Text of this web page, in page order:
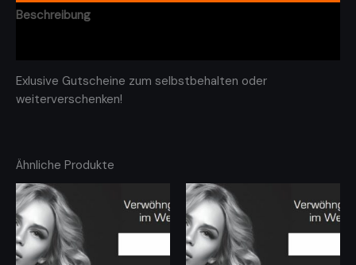
Beschreibung
Exlusive Gutscheine zum selbstbehalten oder
weiterverschenken!
Ähnliche Produkte